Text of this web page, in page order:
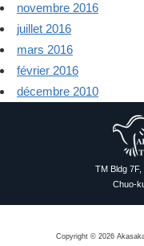
novembre 2016
juillet 2016
mars 2016
février 2016
décembre 2010
TM Bldg
Chuo-
Copyright © 2026